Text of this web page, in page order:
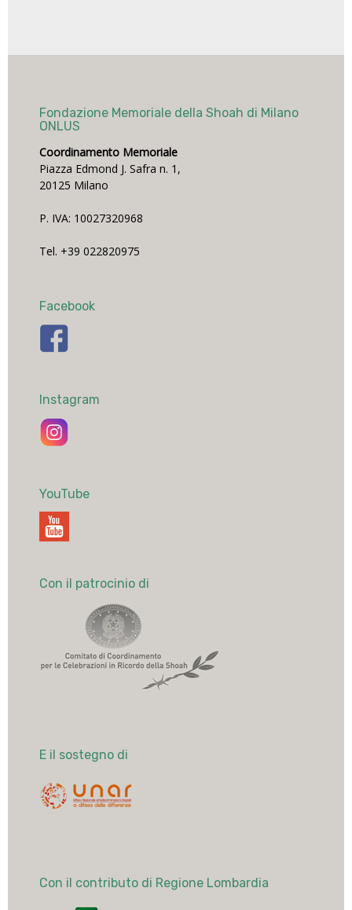
Fondazione Memoriale della Shoah di Milano
ONLUS
Coordinamento Memoriale
Piazza Edmond J. Safra n. 1,
20125 Milano
P. IVA: 10027320968
Tel. +39 022820975
Facebook
Instagram
YouTube
Con il patrocinio di
E il sostegno di
Con il contributo di Regione Lombardia